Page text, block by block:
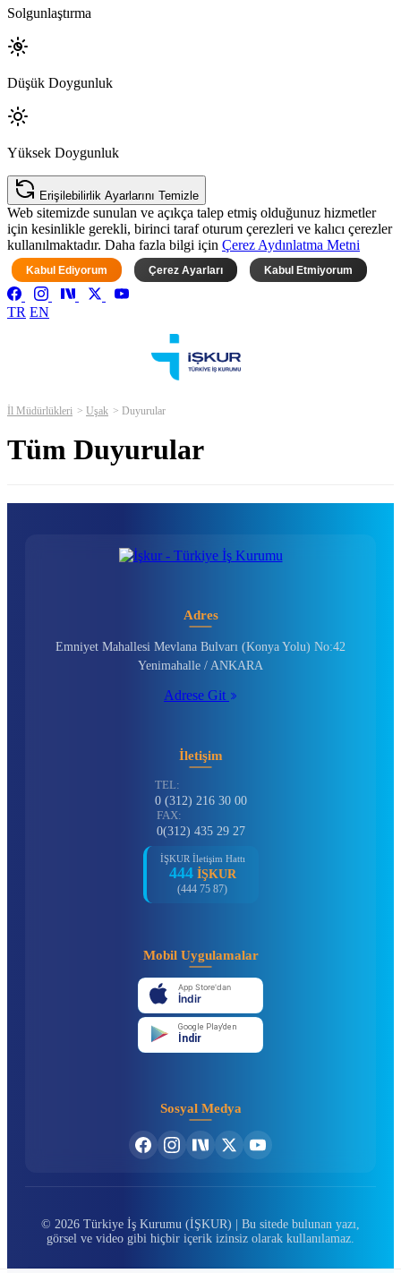
Solgunlaştırma
Düşük Doygunluk
Yüksek Doygunluk
Erişilebilirlik Ayarlarını Temizle
Web sitemizde sunulan ve açıkça talep etmiş olduğunuz hizmetler
için kesinlikle gerekli, birinci taraf oturum çerezleri ve kalıcı çerezler
kullanılmaktadır. Daha fazla bilgi için Çerez Aydınlatma Metni
Kabul Ediyorum Çerez Ayarları Kabul Etmiyorum
TR EN
İl Müdürlükleri Uşak Duyurular
Tüm Duyurular
Adres
Emniyet Mahallesi Mevlana Bulvarı (Konya Yolu) No:42
Yenimahalle / ANKARA
Adrese Git
İletişim
TEL:
0 (312) 216 30 00
FAX:
0(312) 435 29 27
İŞKUR İletişim Hattı
444 İŞKUR
(444 75 87)
Mobil Uygulamalar
App Store'dan
İndir
Google Play'den
İndir
Sosyal Medya
© 2026 Türkiye İş Kurumu (İŞKUR) | Bu sitede bulunan yazı,
görsel ve video gibi hiçbir içerik izinsiz olarak kullanılamaz.